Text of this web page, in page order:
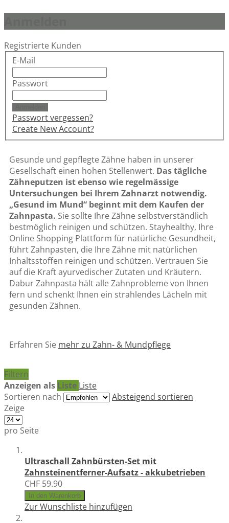
Registrierte Kunden
E-Mail
Passwort
Passwort vergessen?
Create New Account?
Gesunde und gepflegte Zähne haben in unserer
Gesellschaft einen hohen Stellenwert. Das tägliche
Zähneputzen ist ebenso wie regelmässige
Untersuchungen bei Ihrem Zahnarzt notwendig.
„Gesund im Mund“ beginnt mit dem Kaufen der
Zahnpasta. Sie sollte Ihre Zähne selbstverständlich
bestmöglich reinigen und schützen. Stayhealthy, Ihre
Online Shopping Plattform für natürliche Gesundheit,
führt Zahnpasten, die Ihre Zähne mit natürlichen
Inhaltsstoffen reinigen und schützen. Vertrauen Sie
auf die Kraft ayurvedischer Zutaten und Kräutern.
Dabur Zahnpasta hält alle Zahnprobleme von Ihnen
fern und schenkt Ihnen ein strahlendes Lächeln mit
gesunden Zähnen.
Erfahren Sie mehr zu Zahn- & Mundpflege
Filtern
Anzeigen als Liste Liste
Sortieren nach
Absteigend sortieren
Zeige
pro Seite
Ultraschall Zahnbürsten-Set mit
Zahnsteinentferner-Aufsatz - akkubetrieben
CHF 59.90
In den Warenkorb
Zur Wunschliste hinzufügen